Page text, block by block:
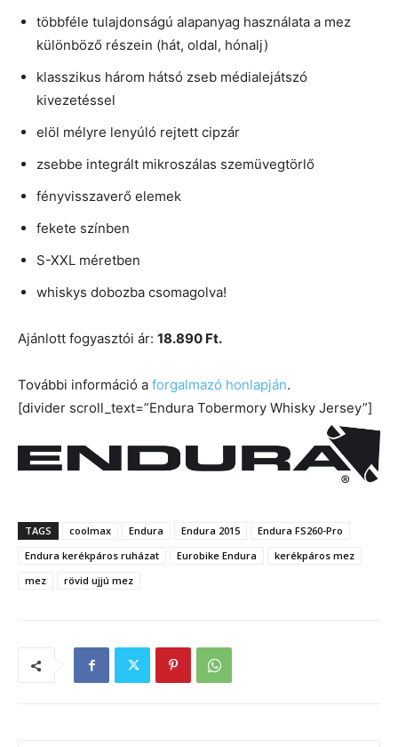
többféle tulajdonságú alapanyag használata a mez
különböző részein (hát, oldal, hónalj)
klasszikus három hátsó zseb médialejátszó
kivezetéssel
elöl mélyre lenyúló rejtett cipzár
zsebbe integrált mikroszálas szemüvegtörlő
fényvisszaverő elemek
fekete színben
S-XXL méretben
whiskys dobozba csomagolva!
Ajánlott fogyasztói ár: 18.890 Ft.
További információ a forgalmazó honlapján.
[divider scroll_text=”Endura Tobermory Whisky Jersey”]
TAGS coolmax Endura Endura 2015
Endura FS260-Pro
Endura kerékpáros ruházat
Eurobike Endura
kerékpáros mez
mez
rövid ujjú mez